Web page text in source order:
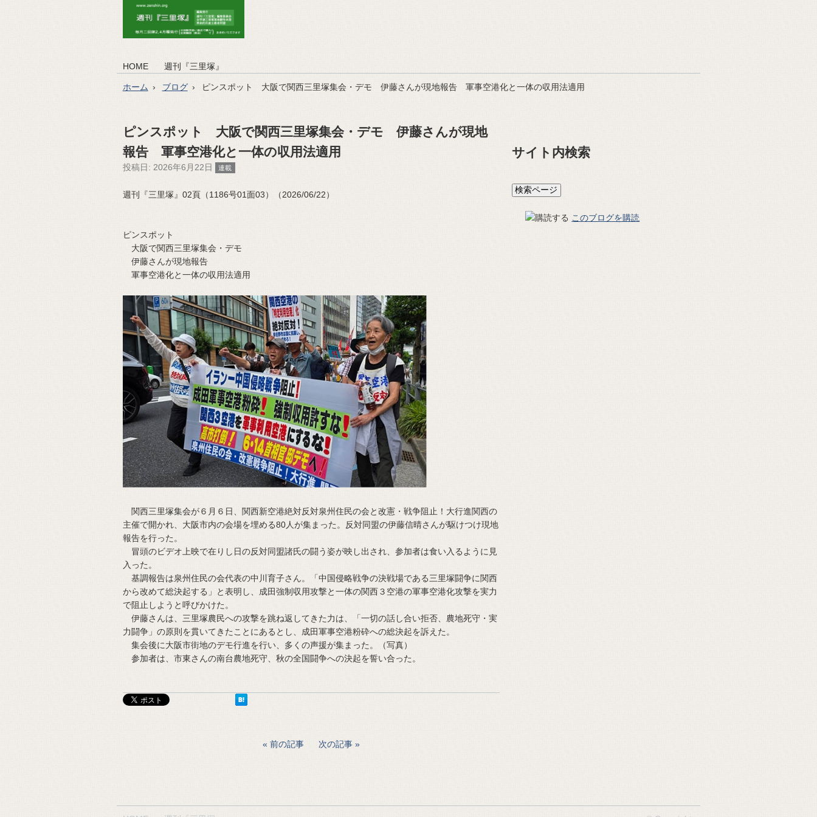
HOME 週刊『三里塚』
ホーム ブログ ピンスポット 大阪で関西三里塚集会・デモ 伊藤さんが現地報告 軍事空港化と一体の収用法適用
ピンスポット 大阪で関西三里塚集会・デモ 伊藤さんが現地
報告 軍事空港化と一体の収用法適用
投稿日: 2026年6月22日 連載
週刊『三里塚』02頁（1186号01面03）（2026/06/22）
ピンスポット
大阪で関西三里塚集会・デモ
伊藤さんが現地報告
軍事空港化と一体の収用法適用
関西三里塚集会が６月６日、関西新空港絶対反対泉州住民の会と改憲・戦争阻止！大行進関西の
主催で開かれ、大阪市内の会場を埋める80人が集まった。反対同盟の伊藤信晴さんが駆けつけ現地
報告を行った。
冒頭のビデオ上映で在りし日の反対同盟諸氏の闘う姿が映し出され、参加者は食い入るように見
入った。
基調報告は泉州住民の会代表の中川育子さん。「中国侵略戦争の決戦場である三里塚闘争に関西
から改めて総決起する」と表明し、成田強制収用攻撃と一体の関西３空港の軍事空港化攻撃を実力
で阻止しようと呼びかけた。
伊藤さんは、三里塚農民への攻撃を跳ね返してきた力は、「一切の話し合い拒否、農地死守・実
力闘争」の原則を貫いてきたことにあるとし、成田軍事空港粉砕への総決起を訴えた。
集会後に大阪市街地のデモ行進を行い、多くの声援が集まった。（写真）
参加者は、市東さんの南台農地死守、秋の全国闘争への決起を誓い合った。
前の記事 次の記事
サイト内検索
このブログを購読